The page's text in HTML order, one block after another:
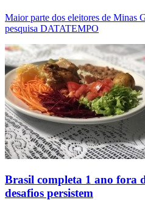
Maior parte dos eleitores de Minas
pesquisa DATATEMPO
Brasil completa 1 ano fora
desafios persistem